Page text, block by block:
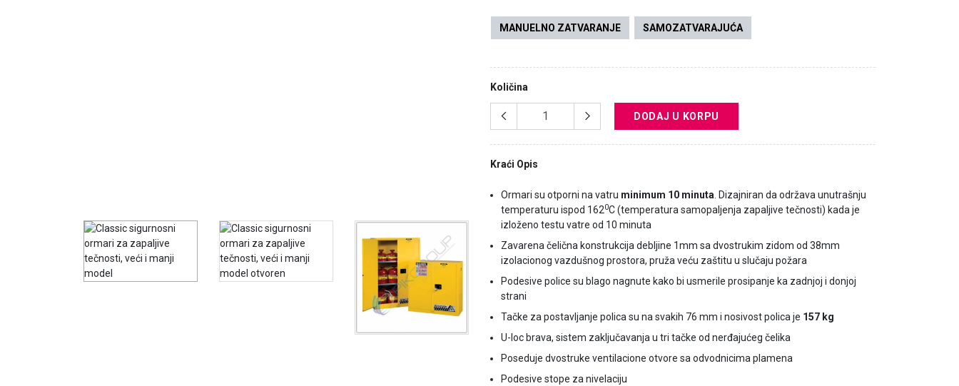
MANUELNO ZATVARANJE SAMOZATVARAJUĆA
Količina
DODAJ U KORPU
Kraći Opis
Ormari su otporni na vatru minimum 10 minuta . Dizajniran da održava unutrašnju
temperaturu ispod 1620C (temperatura samopaljenja zapaljive tečnosti) kada je
izloženo testu vatre od 10 minuta
Zavarena čelična konstrukcija debljine 1mm sa dvostrukim zidom od 38mm
izolacionog vazdušnog prostora, pruža veću zaštitu u slučaju požara
Podesive police su blago nagnute kako bi usmerile prosipanje ka zadnjoj i donjoj
strani
Tačke za postavljanje polica su na svakih 76 mm i nosivost polica je 157 kg
U-loc brava, sistem zaključavanja u tri tačke od nerđajućeg čelika
Poseduje dvostruke ventilacione otvore sa odvodnicima plamena
Podesive stope za nivelaciju